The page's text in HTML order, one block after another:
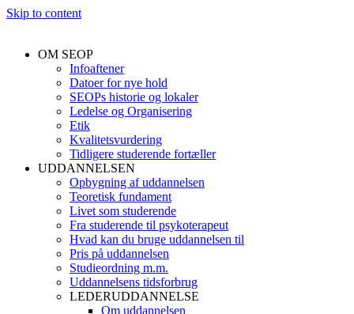
Skip to content
OM SEOP
Infoaftener
Datoer for nye hold
SEOPs historie og lokaler
Ledelse og Organisering
Etik
Kvalitetsvurdering
Tidligere studerende fortæller
UDDANNELSEN
Opbygning af uddannelsen
Teoretisk fundament
Livet som studerende
Fra studerende til psykoterapeut
Hvad kan du bruge uddannelsen til
Pris på uddannelsen
Studieordning m.m.
Uddannelsens tidsforbrug
LEDERUDDANNELSE
Om uddannelsen